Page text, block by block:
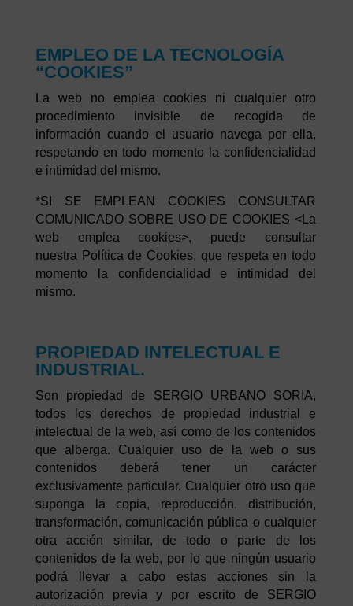
EMPLEO DE LA TECNOLOGÍA
“COOKIES”
La web no emplea cookies ni cualquier otro
procedimiento invisible de recogida de
información cuando el usuario navega por ella,
respetando en todo momento la confidencialidad
e intimidad del mismo.
*SI SE EMPLEAN COOKIES CONSULTAR
COMUNICADO SOBRE USO DE COOKIES <La
web emplea cookies>, puede consultar
nuestra Política de Cookies, que respeta en todo
momento la confidencialidad e intimidad del
mismo.
PROPIEDAD INTELECTUAL E
INDUSTRIAL.
Son propiedad de SERGIO URBANO SORIA,
todos los derechos de propiedad industrial e
intelectual de la web, así como de los contenidos
que alberga. Cualquier uso de la web o sus
contenidos deberá tener un carácter
exclusivamente particular. Cualquier otro uso que
suponga la copia, reproducción, distribución,
transformación, comunicación pública o cualquier
otra acción similar, de todo o parte de los
contenidos de la web, por lo que ningún usuario
podrá llevar a cabo estas acciones sin la
autorización previa y por escrito de SERGIO